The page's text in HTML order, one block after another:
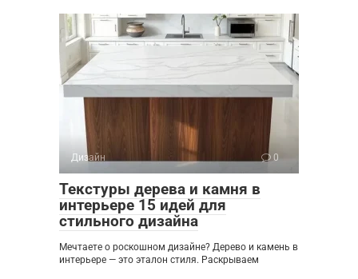
Дизайн 0
Текстуры дерева и камня в
интерьере 15 идей для
стильного дизайна
Мечтаете о роскошном дизайне? Дерево и камень в
интерьере — это эталон стиля. Раскрываем